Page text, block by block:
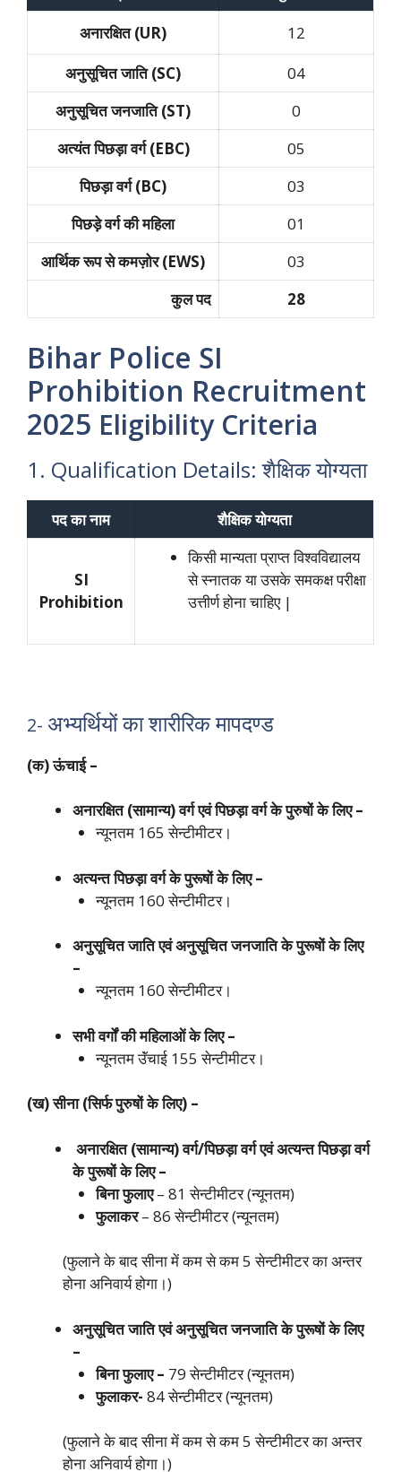
अनारक्षित (UR)
12
अनुसूचित जाति (SC)
04
अनुसूचित जनजाति (ST)
0
अत्यंत पिछड़ा वर्ग (EBC)
05
पिछड़ा वर्ग (BC)
03
पिछड़े वर्ग की महिला
01
आर्थिक रूप से कमज़ोर (EWS)
03
कुल पद
28
Bihar Police SI
Prohibition Recruitment
2025 Eligibility Criteria
1. Qualification Details: शैक्षिक योग्यता
पद का नाम शैक्षिक योग्यता
SI
Prohibition
किसी मान्यता प्राप्त विश्वविद्यालय
से स्नातक या उसके समकक्ष परीक्षा
उत्तीर्ण होना चाहिए |
2- अभ्यर्थियों का शारीरिक मापदण्ड
(क) ऊंचाई –
अनारक्षित (सामान्य) वर्ग एवं पिछड़ा वर्ग के पुरुषों के लिए –
न्यूनतम 165 सेन्टीमीटर।
अत्यन्त पिछड़ा वर्ग के पुरूषों के लिए –
न्यूनतम 160 सेन्टीमीटर।
अनुसूचित जाति एवं अनुसूचित जनजाति के पुरूषों के लिए
–
न्यूनतम 160 सेन्टीमीटर।
सभी वर्गों की महिलाओं के लिए –
न्यूनतम उॅंचाई 155 सेन्टीमीटर।
(ख) सीना (सिर्फ पुरुषों के लिए) –
अनारक्षित (सामान्य) वर्ग/पिछड़ा वर्ग एवं अत्यन्त पिछड़ा वर्ग
के पुरूषों के लिए –
बिना फुलाए– 81 सेन्टीमीटर (न्यूनतम)
फुलाकर– 86 सेन्टीमीटर (न्यूनतम)
(फुलाने के बाद सीना में कम से कम 5 सेन्टीमीटर का अन्तर
होना अनिवार्य होगा।)
अनुसूचित जाति एवं अनुसूचित जनजाति के पुरूषों के लिए
–
बिना फुलाए – 79 सेन्टीमीटर (न्यूनतम)
फुलाकर- 84 सेन्टीमीटर (न्यूनतम)
(फुलाने के बाद सीना में कम से कम 5 सेन्टीमीटर का अन्तर
होना अनिवार्य होगा।)